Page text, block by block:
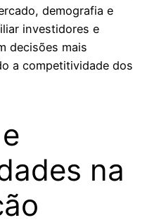
demografia e
investidores e
decisões mais
a competitividade dos
na